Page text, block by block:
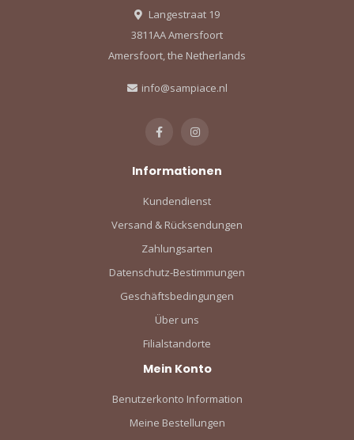
Langestraat 19
3811AA Amersfoort
Amersfoort, the Netherlands
info@sampiace.nl
Informationen
Kundendienst
Versand & Rücksendungen
Zahlungsarten
Datenschutz-Bestimmungen
Geschäftsbedingungen
Über uns
Filialstandorte
Mein Konto
Benutzerkonto Information
Meine Bestellungen